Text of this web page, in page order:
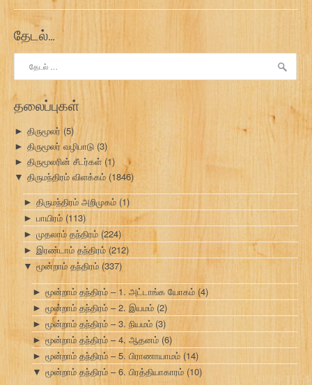
தேடல்…
தேடு:
தலைப்புகள்
► திருமூலர் (5)
► திருமூலர் வழிபாடு (3)
► திருமூலரின் சீடர்கள் (1)
▼ திருமந்திரம் விளக்கம் (1846)
► திருமந்திரம் அறிமுகம் (1)
► பாயிரம் (113)
► முதலாம் தந்திரம் (224)
► இரண்டாம் தந்திரம் (212)
▼ மூன்றாம் தந்திரம் (337)
► மூன்றாம் தந்திரம் – 1. அட்டாங்க யோகம் (4)
► மூன்றாம் தந்திரம் – 2. இயமம் (2)
► மூன்றாம் தந்திரம் – 3. நியமம் (3)
► மூன்றாம் தந்திரம் – 4. ஆதனம் (6)
► மூன்றாம் தந்திரம் – 5. பிராணாயாமம் (14)
▼ மூன்றாம் தந்திரம் – 6. பிரத்தியாகாரம் (10)